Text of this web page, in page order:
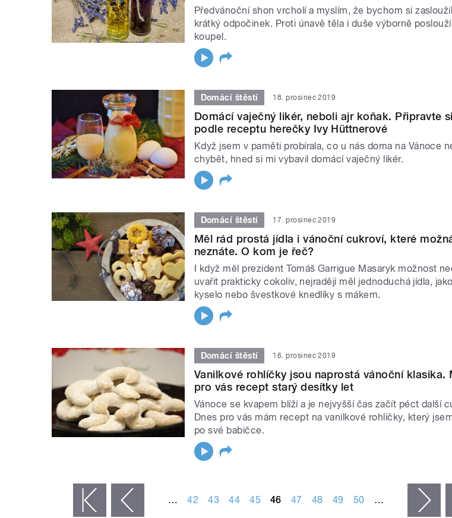
Předvánoční shon vrcholí a myslím, že bychom si
krátký odpočinek. Proti únavě těla i duše výborně
koupel.
Domácí štěstí 18. prosinec 2019
Domácí vaječný likér, neboli ajr koňak. Připravte
podle receptu herečky Ivy Hüttnerové
Když jsem v paměti probírala, co u nás doma na Vánoce
chybět, hned si mi vybavil domácí vaječný likér.
Domácí štěstí 17. prosinec 2019
Měl rád prostá jídla i vánoční cukroví, které
neznáte. O kom je řeč?
I když měl prezident Tomáš Garrigue Masaryk možnost
uvařit prakticky cokoliv, nejraději měl jednoduchá jídla,
kyselo nebo švestkové knedlíky s mákem.
Domácí štěstí 16. prosinec 2019
Vanilkové rohlíčky jsou naprostá vánoční klasika.
pro vás recept starý desítky let
Vánoce se kvapem blíží a je nejvyšší čas začít péct další
Dnes pro vás mám recept na vanilkové rohlíčky, který
po své babičce.
‹ předchozí … 42 43 44 45 46 47 48 49 50 …